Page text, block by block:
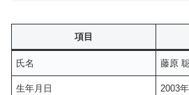
項目
氏名 藤原
生年月日 2003